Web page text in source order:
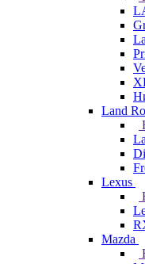
Land
Lexus
Mazda